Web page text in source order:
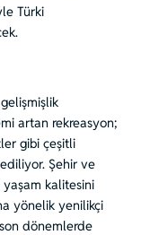
Türki
artan rekreasyon;
gibi çeşitli
Şehir ve
yaşam kalitesini
yönelik yenilikçi
dönemlerde